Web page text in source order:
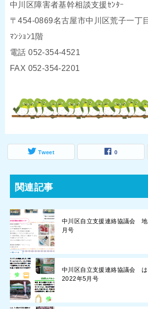
中川区障害者基幹相談支援ｾﾝﾀｰ
〒454-0869名古屋市中川区荒子一丁
ﾏﾝｼｮﾝ1階
電話 052-354-4521
FAX 052-354-2201
Tweet 0
関連記事
中川区自立支援連絡協議会
月号
中川区自立支援連絡協議会
2022年5月号